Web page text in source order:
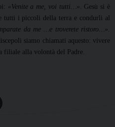
«Venite a me, voi tutti…». Gesù si è
tutti i piccoli della terra e condurli al
da me …e troverete ristoro…».
siamo chiamati aquesto: vivere
filiale alla volontà del Padre.